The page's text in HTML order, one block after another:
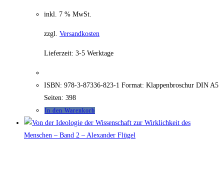
inkl. 7 % MwSt.
zzgl. Versandkosten
Lieferzeit: 3-5 Werktage
ISBN: 978-3-87336-823-1 Format: Klappenbroschur DIN A5
Seiten: 398
In den Warenkorb